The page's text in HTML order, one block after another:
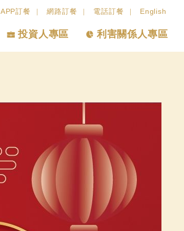
APP訂餐 網路訂餐 電話訂餐 English
投資人專區 利害關係人專區